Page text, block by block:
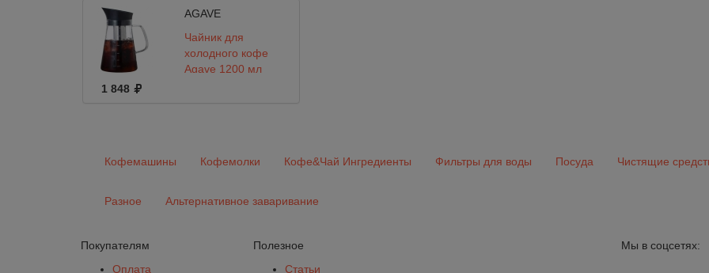
AGAVE
Чайник для
холодного кофе
Agave 1200 мл
1 848
Кофемашины Кофемолки Кофе&Чай Ингредиенты Фильтры для воды Посуда Чистящие
Разное Альтернативное заваривание
Покупателям
Оплата
Полезное
Статьи
Мы в соцсетях: